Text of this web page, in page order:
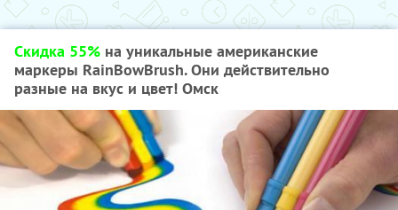
Скидка 55% на уникальные американские
маркеры RainBowBrush. Они действительно
разные на вкус и цвет! Омск